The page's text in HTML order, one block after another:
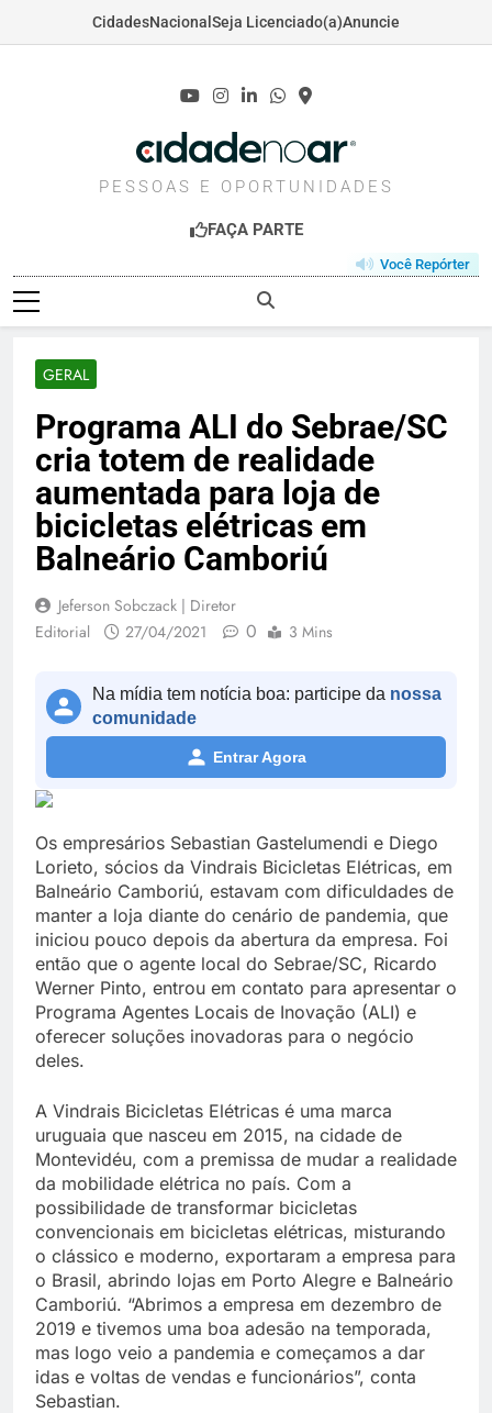
CidadesNacional Seja Licenciado(a)Anuncie
CIDADENOAR.COM
PESSOAS E OPORTUNIDADES
FAÇA PARTE
Você Repórter
GERAL
Programa ALI do Sebrae/SC
cria totem de realidade
aumentada para loja de
bicicletas elétricas em
Balneário Camboriú
Jeferson Sobczack | Diretor
Editorial
27/04/2021 0 3 Mins
Na mídia tem notícia boa: participe da nossa
comunidade
Entrar Agora
Os empresários Sebastian Gastelumendi e Diego
Lorieto, sócios da Vindrais Bicicletas Elétricas, em
Balneário Camboriú, estavam com dificuldades de
manter a loja diante do cenário de pandemia, que
iniciou pouco depois da abertura da empresa. Foi
então que o agente local do Sebrae/SC, Ricardo
Werner Pinto, entrou em contato para apresentar o
Programa Agentes Locais de Inovação (ALI) e
oferecer soluções inovadoras para o negócio
deles.
A Vindrais Bicicletas Elétricas é uma marca
uruguaia que nasceu em 2015, na cidade de
Montevidéu, com a premissa de mudar a realidade
da mobilidade elétrica no país. Com a
possibilidade de transformar bicicletas
convencionais em bicicletas elétricas, misturando
o clássico e moderno, exportaram a empresa para
o Brasil, abrindo lojas em Porto Alegre e Balneário
Camboriú. “Abrimos a empresa em dezembro de
2019 e tivemos uma boa adesão na temporada,
mas logo veio a pandemia e começamos a dar
idas e voltas de vendas e funcionários”, conta
Sebastian.